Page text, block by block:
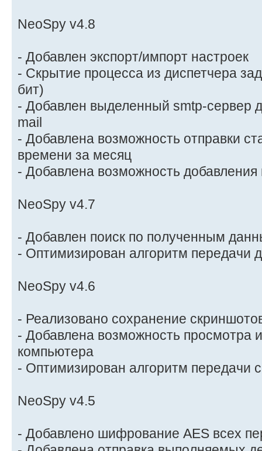
NeoSpy v4.8
- Добавлен экспорт/импорт настроек
- Скрытие процесса из диспетчера
бит)
- Добавлен выделенный smtp-сервер
mail
- Добавлена возможность отправки
времени за месяц
- Добавлена возможность добавления
NeoSpy v4.7
- Добавлен поиск по полученным
- Оптимизирован алгоритм передачи
NeoSpy v4.6
- Реализовано сохранение
- Добавлена возможность просмотра
компьютера
- Оптимизирован алгоритм передачи
NeoSpy v4.5
- Добавлено шифрование AES всех